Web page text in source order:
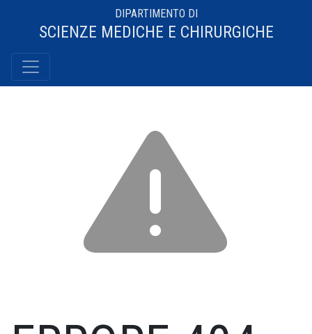
DIPARTIMENTO DI
SCIENZE MEDICHE E CHIRURGICHE